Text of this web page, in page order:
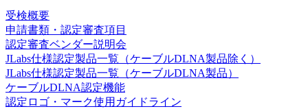
受検概要
申請書類・認定審査項目
認定審査ベンダー説明会
JLabs仕様認定製品一覧（ケーブルDLNA製品除く）
JLabs仕様認定製品一覧（ケーブルDLNA製品）
ケーブルDLNA認定機能
認定ロゴ・マーク使用ガイドライン